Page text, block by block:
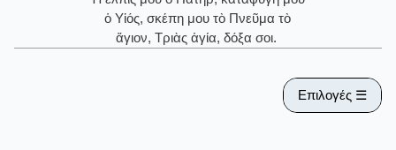
ὁ Υἱός, σκέπη μου τὸ Πνεῦμα τὸ
ἅγιον, Τριὰς ἁγία, δόξα σοι.
Επιλογές ☰